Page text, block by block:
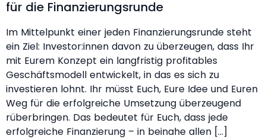
für die Finanzierungsrunde
Im Mittelpunkt einer jeden Finanzierungsrunde steht
ein Ziel: Investor:innen davon zu überzeugen, dass Ihr
mit Eurem Konzept ein langfristig profitables
Geschäftsmodell entwickelt, in das es sich zu
investieren lohnt. Ihr müsst Euch, Eure Idee und Euren
Weg für die erfolgreiche Umsetzung überzeugend
rüberbringen. Das bedeutet für Euch, dass jede
erfolgreiche Finanzierung – in beinahe allen […]